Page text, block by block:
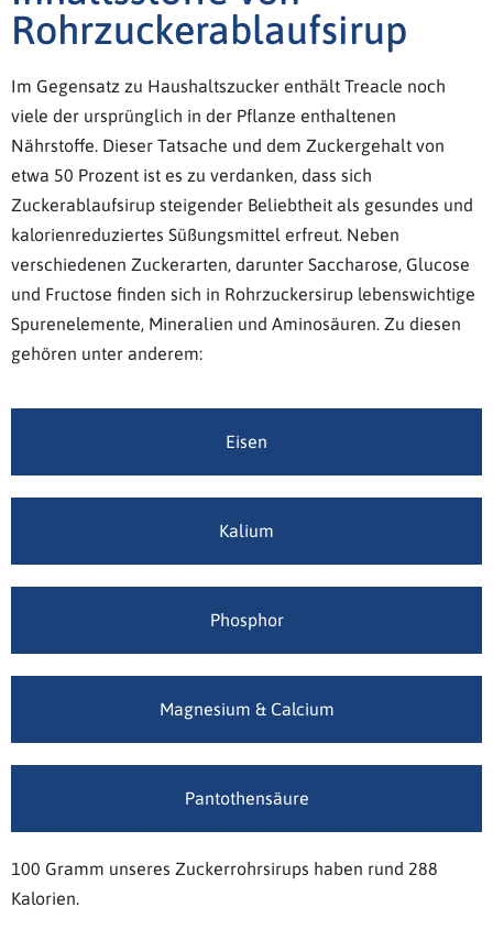
Rohrzuckerablaufsirup
Im Gegensatz zu Haushaltszucker enthält Treacle noch
viele der ursprünglich in der Pflanze enthaltenen
Nährstoffe. Dieser Tatsache und dem Zuckergehalt von
etwa 50 Prozent ist es zu verdanken, dass sich
Zuckerablaufsirup steigender Beliebtheit als gesundes und
kalorienreduziertes Süßungsmittel erfreut. Neben
verschiedenen Zuckerarten, darunter Saccharose, Glucose
und Fructose finden sich in Rohrzuckersirup lebenswichtige
Spurenelemente, Mineralien und Aminosäuren. Zu diesen
gehören unter anderem:
Eisen
Kalium
Phosphor
Magnesium & Calcium
Pantothensäure
100 Gramm unseres Zuckerrohrsirups haben rund 288
Kalorien.